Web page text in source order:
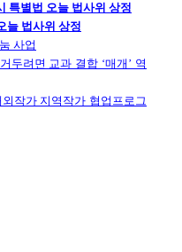
특별법 오늘 법사위 상정
늘 법사위 상정
사업
두려면 교과 결합 ‘매개’ 역
작가 지역작가 협업프로그